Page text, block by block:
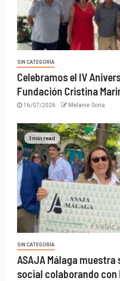
SIN CATEGORÍA
Celebramos el IV
Fundación Cristina
16/07/2026 Melanie Soria
1 min read
SIN CATEGORÍA
ASAJA Málaga
social colaborando con